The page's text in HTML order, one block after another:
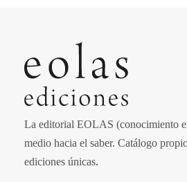
La editorial EOLAS (conocimiento
medio hacia el saber.Catálogo
ediciones únicas.